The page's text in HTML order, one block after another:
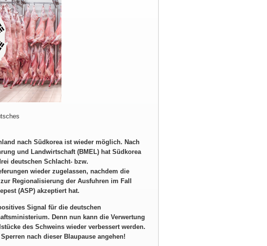
nach Südkorea ist wieder möglich. Nach
und Landwirtschaft (BMEL) hat Südkorea
deutschen Schlacht- bzw.
wieder zugelassen, nachdem die
Regionalisierung der Ausfuhren im Fall
(ASP) akzeptiert hat.
Signal für die deutschen
Denn nun kann die Verwertung
des Schweins wieder verbessert werden.
nach dieser Blaupause angehen!